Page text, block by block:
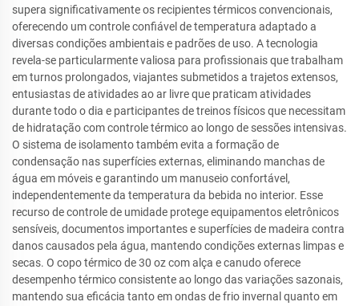
supera significativamente os recipientes térmicos convencionais,
oferecendo um controle confiável de temperatura adaptado a
diversas condições ambientais e padrões de uso. A tecnologia
revela-se particularmente valiosa para profissionais que trabalham
em turnos prolongados, viajantes submetidos a trajetos extensos,
entusiastas de atividades ao ar livre que praticam atividades
durante todo o dia e participantes de treinos físicos que necessitam
de hidratação com controle térmico ao longo de sessões intensivas.
O sistema de isolamento também evita a formação de
condensação nas superfícies externas, eliminando manchas de
água em móveis e garantindo um manuseio confortável,
independentemente da temperatura da bebida no interior. Esse
recurso de controle de umidade protege equipamentos eletrônicos
sensíveis, documentos importantes e superfícies de madeira contra
danos causados pela água, mantendo condições externas limpas e
secas. O copo térmico de 30 oz com alça e canudo oferece
desempenho térmico consistente ao longo das variações sazonais,
mantendo sua eficácia tanto em ondas de frio invernal quanto em